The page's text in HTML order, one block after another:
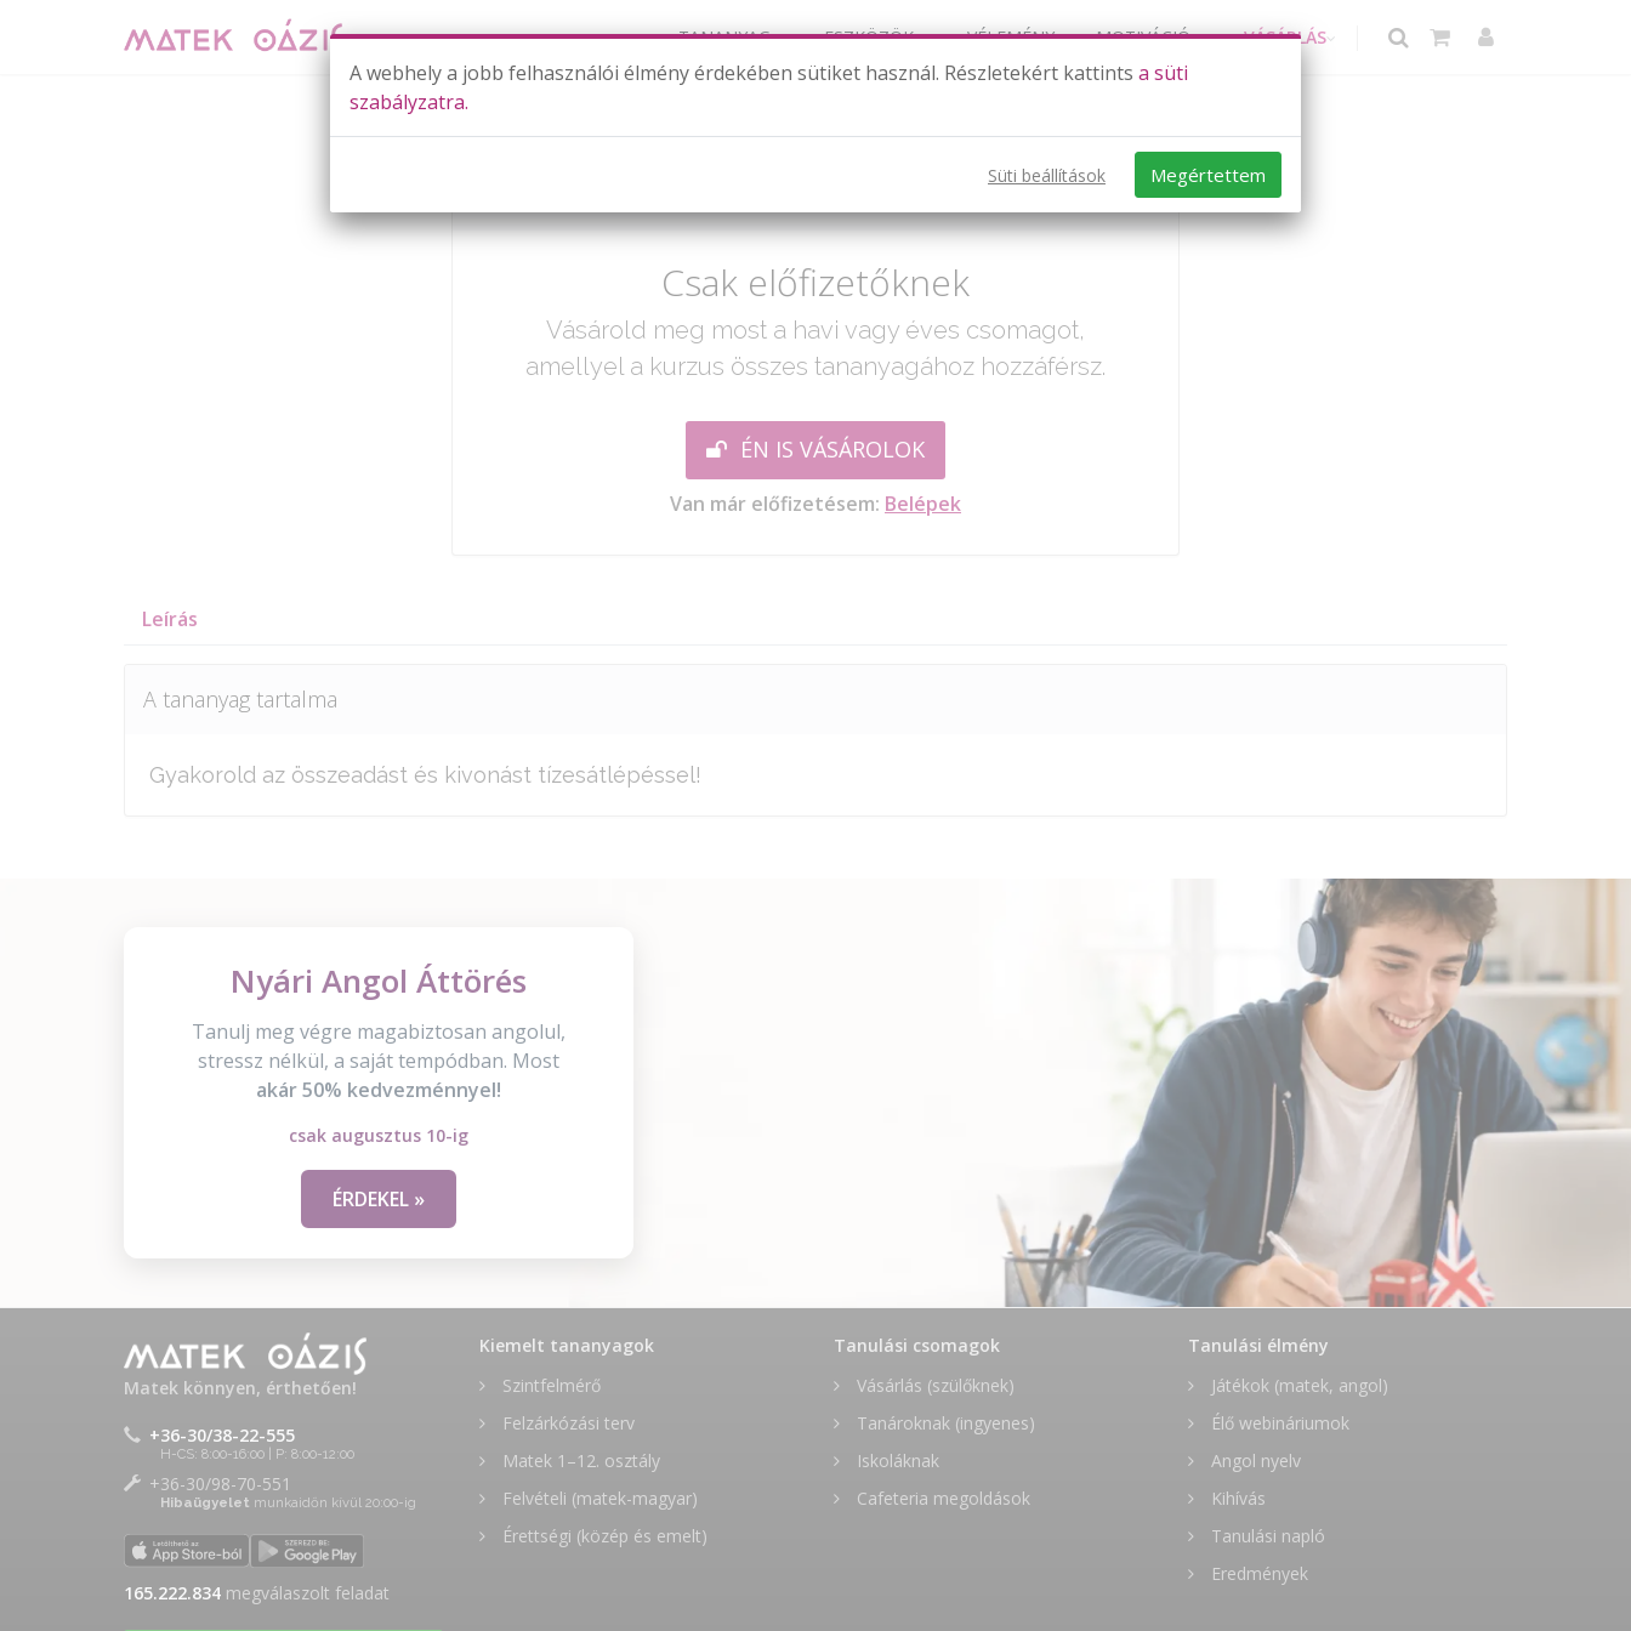
TANANYAG ESZKÖZÖK VÉLEMÉNY MOTIVÁCIÓ VÁSÁRLÁS
Csak előfizetőknek
Vásárold meg most a havi vagy éves csomagot,
amellyel a kurzus összes tananyagához hozzáférsz.
ÉN IS VÁSÁROLOK
Van már előfizetésem: Belépek
Leírás
A tananyag tartalma
Gyakorold az összeadást és kivonást tízesátlépéssel!
Nyári Angol Áttörés
Tanulj meg végre magabiztosan angolul,
stressz nélkül, a saját tempódban. Most
akár 50% kedvezménnyel!
csak augusztus 10-ig
ÉRDEKEL »
Matek könnyen, érthetően!
+36-30/38-22-555
H-CS: 8:00-16:00 | P: 8:00-12:00
+36-30/98-70-551
Hibaügyelet munkaidőn kívül 20:00-ig
165.222.834 megválaszolt feladat
Kiemelt tananyagok
Szintfelmérő
Felzárkózási terv
Matek 1–12. osztály
Felvételi (matek-magyar)
Érettségi (közép és emelt)
Tanulási csomagok
Vásárlás (szülőknek)
Tanároknak (ingyenes)
Iskoláknak
Cafeteria megoldások
Tanulási élmény
Játékok (matek, angol)
Élő webináriumok
Angol nyelv
Kihívás
Tanulási napló
Eredmények
A webhely a jobb felhasználói élmény érdekében sütiket használ. Részletekért kattints a süti
szabályzatra.
Süti beállítások Megértettem